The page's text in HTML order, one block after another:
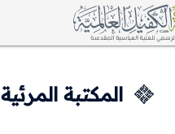
المكتبة المرئية